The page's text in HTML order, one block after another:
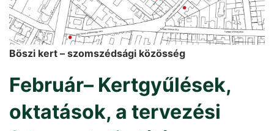
Böszi kert – szomszédsági közösség
Február– Kertgyűlések,
oktatások, a tervezési